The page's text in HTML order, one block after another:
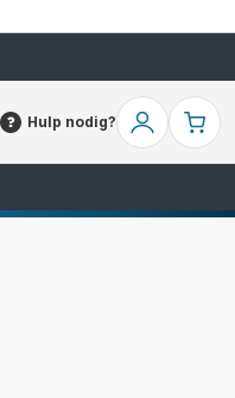
Hulp nodig?
Hulp
Mijn